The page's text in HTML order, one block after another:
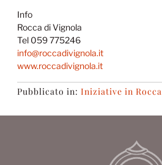
Info
Rocca di Vignola
Tel 059 775246
info@roccadivignola.it
www.roccadivignola.it
Pubblicato in: Iniziative in Rocca